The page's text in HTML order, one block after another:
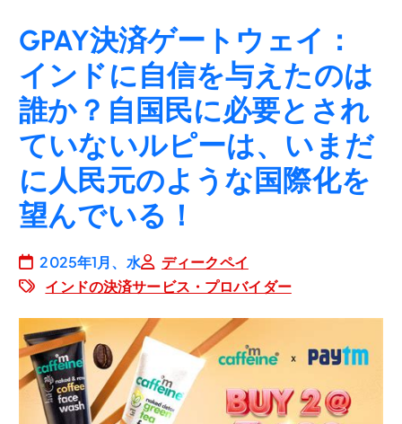
GPAY決済ゲートウェイ：
インドに自信を与えたのは
誰か？自国民に必要とされ
ていないルピーは、いまだ
に人民元のような国際化を
望んでいる！
2025年1月、水
ディークペイ
インドの決済サービス・プロバイダー